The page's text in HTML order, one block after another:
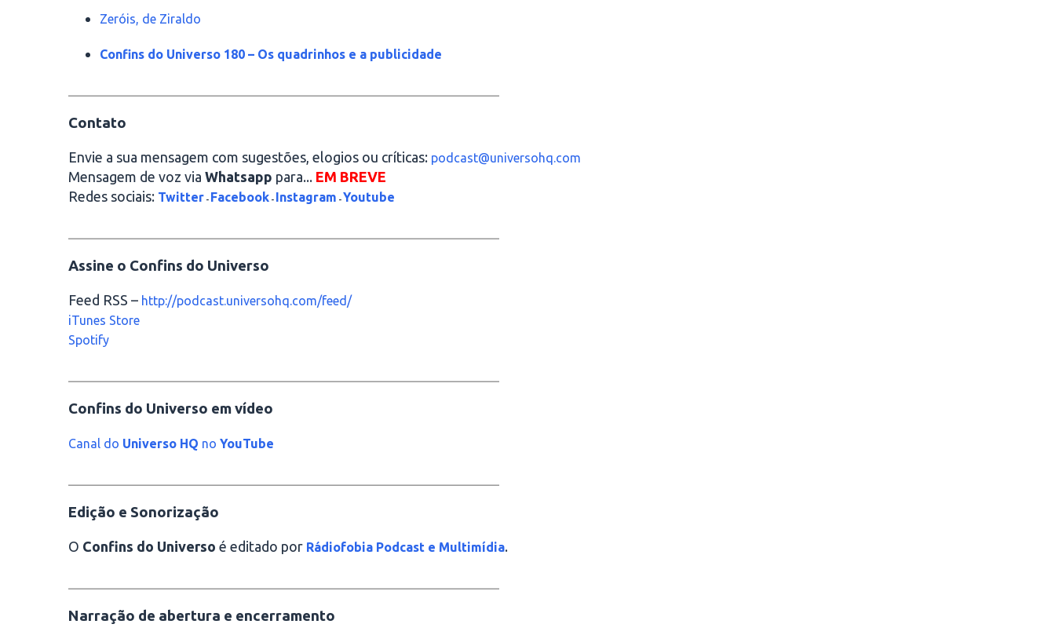
Zeróis, de Ziraldo
Confins do Universo 180 – Os quadrinhos e a publicidade
Contato
Envie a sua mensagem com sugestões, elogios ou críticas: podcast@universohq.com
Mensagem de voz via Whatsapp para... EM BREVE
Redes sociais: Twitter - Facebook - Instagram - Youtube
Assine o Confins do Universo
Feed RSS – http://podcast.universohq.com/feed/
iTunes Store
Spotify
Confins do Universo em vídeo
Canal do Universo HQ no YouTube
Edição e Sonorização
O Confins do Universo é editado por Rádiofobia Podcast e Multimídia.
Narração de abertura e encerramento